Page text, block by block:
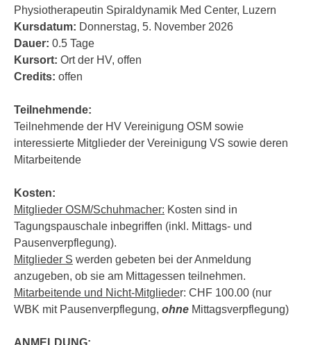
Physiotherapeutin Spiraldynamik Med Center, Luzern
Kursdatum: Donnerstag, 5. November 2026
Dauer: 0.5 Tage
Kursort: Ort der HV, offen
Credits: offen
Teilnehmende:
Teilnehmende der HV Vereinigung OSM sowie
interessierte Mitglieder der Vereinigung VS sowie deren
Mitarbeitende
Kosten:
Mitglieder OSM/Schuhmacher: Kosten sind in
Tagungspauschale inbegriffen (inkl. Mittags- und
Pausenverpflegung).
Mitglieder S werden gebeten bei der Anmeldung
anzugeben, ob sie am Mittagessen teilnehmen.
Mitarbeitende und Nicht-Mitglieder: CHF 100.00 (nur
WBK mit Pausenverpflegung, ohne Mittagsverpflegung)
ANMELDUNG: